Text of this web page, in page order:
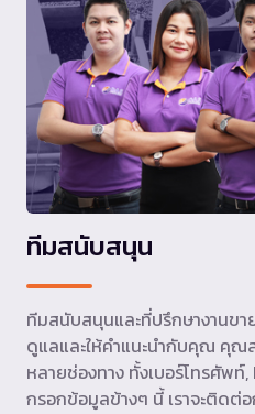
ทีมสนับสนุน
ทีมสนับสนุนและที่ปรึกษางานขา
ดูแลและให้คำแนะนำกับคุณ คุณ
หลายช่องทาง ทั้งเบอร์โทรศัพท์
กรอกข้อมูลข้างๆ นี้ เราจะติดต่